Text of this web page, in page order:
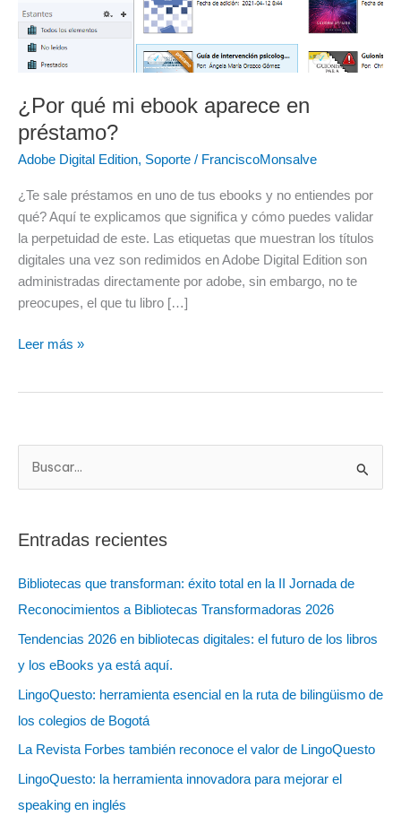
¿Por qué mi ebook aparece en
préstamo?
Adobe Digital Edition, Soporte / FranciscoMonsalve
¿Te sale préstamos en uno de tus ebooks y no entiendes por
qué? Aquí te explicamos que significa y cómo puedes validar
la perpetuidad de este. Las etiquetas que muestran los títulos
digitales una vez son redimidos en Adobe Digital Edition son
administradas directamente por adobe, sin embargo, no te
preocupes, el que tu libro […]
aparece
en
préstamo?
Leer más »
c
a
r
Entradas recientes
Bibliotecas que transforman: éxito total en la II Jornada de
Reconocimientos a Bibliotecas Transformadoras 2026
Tendencias 2026 en bibliotecas digitales: el futuro de los libros
y los eBooks ya está aquí.
LingoQuesto: herramienta esencial en la ruta de bilingüismo de
los colegios de Bogotá
La Revista Forbes también reconoce el valor de LingoQuesto
LingoQuesto: la herramienta innovadora para mejorar el
speaking en inglés